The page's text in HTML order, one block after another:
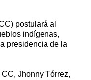
postulará al
indígenas,
presidencia de la
Jhonny Tórrez,